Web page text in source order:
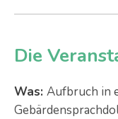
Die
Was: Aufbruch in